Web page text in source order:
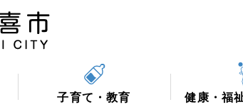
子育て・教育 健康・福